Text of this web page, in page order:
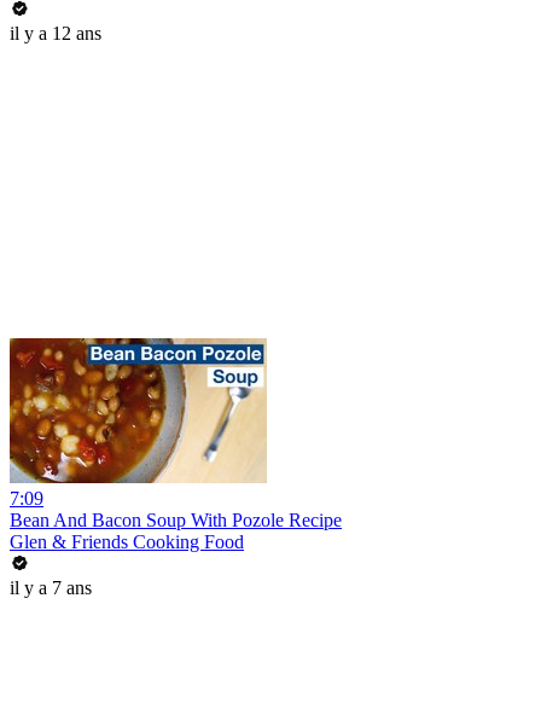
il y a 12 ans
7:09
Bean And Bacon Soup With Pozole Recipe
Glen & Friends Cooking Food
il y a 7 ans